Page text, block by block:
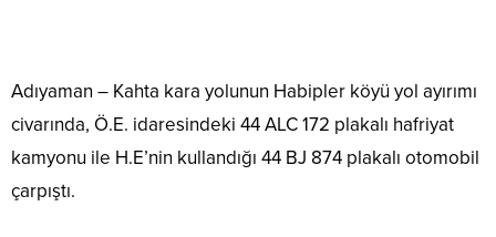
Adıyaman – Kahta kara yolunun Habipler köyü yol ayırımı
civarında, Ö.E. idaresindeki 44 ALC 172 plakalı hafriyat
kamyonu ile H.E’nin kullandığı 44 BJ 874 plakalı otomobil
çarpıştı.